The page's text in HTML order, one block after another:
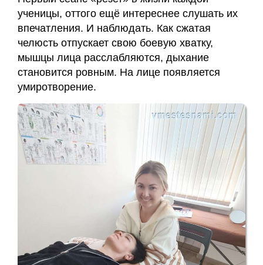
ученицы, оттого ещё интереснее слушать их
впечатления. И наблюдать. Как сжатая
челюсть отпускает свою боевую хватку,
мышцы лица расслабляются, дыхание
становится ровным. На лице появляется
умиротворение.